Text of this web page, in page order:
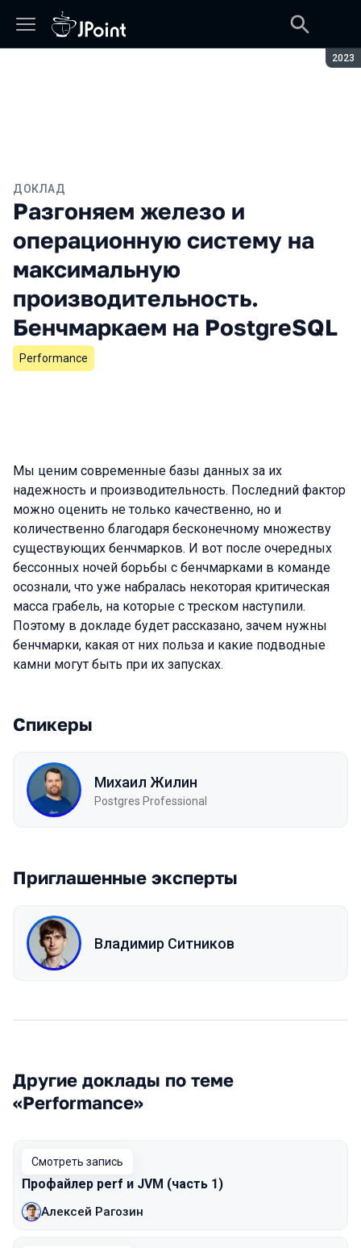
2023
ДОКЛАД
Разгоняем железо и
операционную систему на
максимальную
производительность.
Бенчмаркаем на PostgreSQL
Performance
Мы ценим современные базы данных за их
надежность и производительность. Последний фактор
можно оценить не только качественно, но и
количественно благодаря бесконечному множеству
существующих бенчмарков. И вот после очередных
бессонных ночей борьбы с бенчмарками в команде
осознали, что уже набралась некоторая критическая
масса грабель, на которые с треском наступили.
Поэтому в докладе будет рассказано, зачем нужны
бенчмарки, какая от них польза и какие подводные
камни могут быть при их запусках.
Спикеры
Михаил Жилин
Postgres Professional
Приглашенные эксперты
Владимир Ситников
Другие доклады по теме
«Performance»
Смотреть запись
Профайлер perf и JVM (часть 1)
Алексей Рагозин